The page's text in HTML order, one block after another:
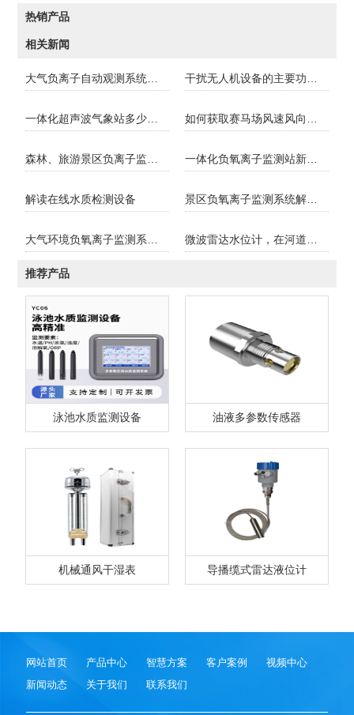
热销产品
相关新闻
大气负离子自动观测系统的特点
一体化超声波气象站多少钱？
解读在线水质检测设备
推荐产品
泳池水质监测设备 油液多参数传感器
机械通风干湿表 导播缆式雷达液位计
网站首页 产品中心 智慧方案 客户案例
视频中心
新闻动态
关于我们 联系我们